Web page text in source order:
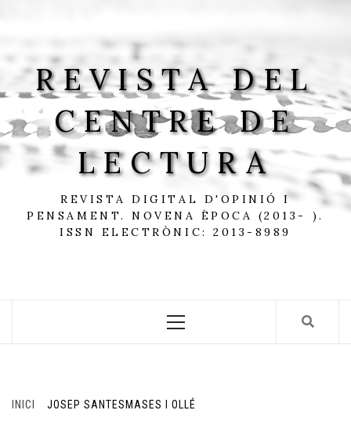
REVISTA DEL
CENTRE DE
LECTURA
REVISTA DIGITAL D'OPINIÓ I
PENSAMENT. NOVENA ÈPOCA (2013- ).
ISSN ELECTRÒNIC: 2013-8989
Menu
INICI JOSEP SANTESMASES I OLLÉ